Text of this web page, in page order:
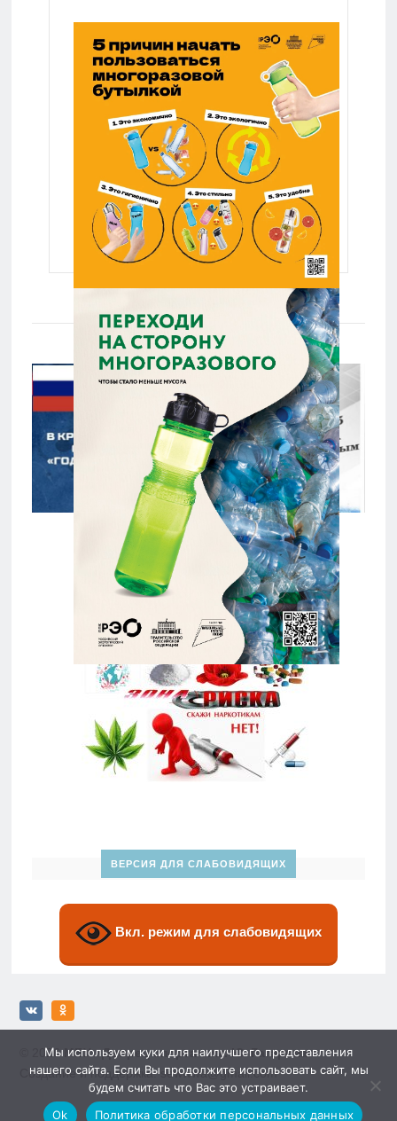
ВЕРСИЯ ДЛЯ СЛАБОВИДЯЩИХ
Вкл. режим для слабовидящих
© 2026 МБУ «Дворец спорта» им. Ю. Гагарина»
Создание и поддержка: sewwwa@gmail.com
Мы используем куки для наилучшего представления
нашего сайта. Если Вы продолжите использовать сайт, мы
будем считать что Вас это устраивает.
Ok
Политика обработки персональных данных